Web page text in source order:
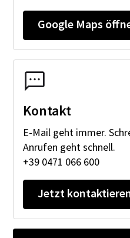
Google Maps
Kontakt
E-Mail geht immer.
Anrufen geht schnell.
+39 0471 066 600
Jetzt
Anfrage
+39